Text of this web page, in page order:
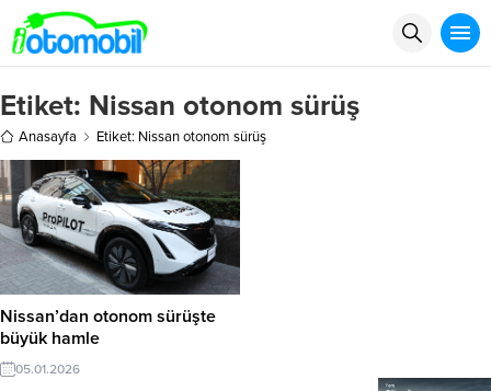
Etiket: Nissan otonom sürüş
Anasayfa Etiket: Nissan otonom sürüş
Nissan’dan otonom sürüşte
büyük hamle
05.01.2026